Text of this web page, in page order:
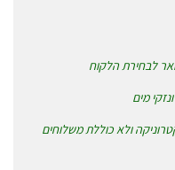
לבחירת הלקוח
מים
ולא כוללת משלוחים